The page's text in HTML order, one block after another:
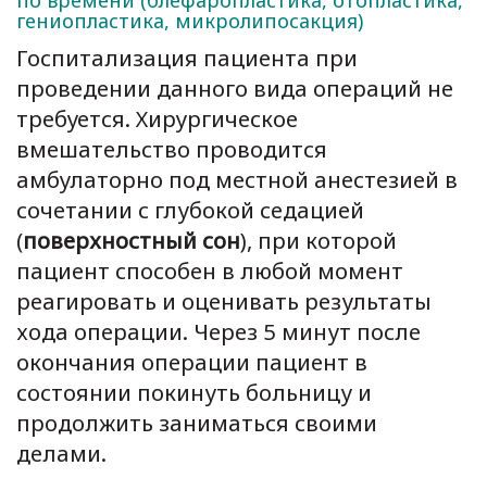
гениопластика, микролипосакция)
Госпитализация пациента при
проведении данного вида операций не
требуется. Хирургическое
вмешательство проводится
амбулаторно под местной анестезией в
сочетании с глубокой седацией
(поверхностный сон), при которой
пациент способен в любой момент
реагировать и оценивать результаты
хода операции. Через 5 минут после
окончания операции пациент в
состоянии покинуть больницу и
продолжить заниматься своими
делами.